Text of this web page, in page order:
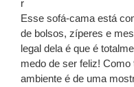
r
Esse sofá-cama está
de bolsos, zíperes e
legal dela é que é
medo de ser feliz!
ambiente é de uma